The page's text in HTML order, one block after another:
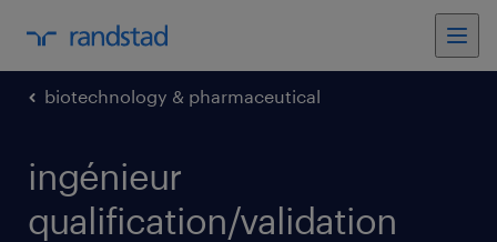
biotechnology & pharmaceutical
ingénieur
qualification/validation